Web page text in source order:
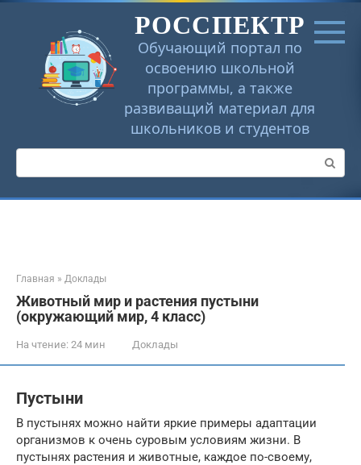
Перейти
РОССПЕКТР
Обучающий портал по
освоению школьной
программы, а также
развиващий материал для
школьников и студентов
Поиск:
Главная » Доклады
Животный мир и растения пустыни
(окружающий мир, 4 класс)
На чтение: 24 мин Доклады
Пустыни
В пустынях можно найти яркие примеры адаптации
организмов к очень суровым условиям жизни. В
пустынях растения и животные, каждое по-своему,